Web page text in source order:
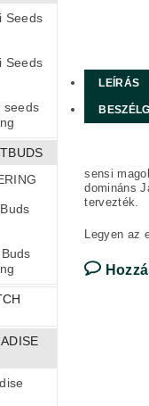
Seeds
Seeds
seeds
LEÍRÁS
sensi
domináns
tervezték.
Legyen az